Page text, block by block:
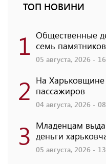
ТОП НОВИНИ
1 Общественные
семь
05 августа, 2026 -
2 На Харьковщине
пассажиров
04 августа, 2026 -
3 Младенцам
деньги
05 августа, 2026 -